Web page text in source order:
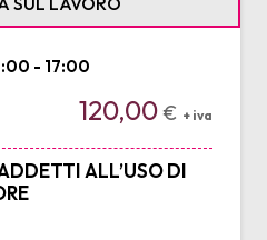
- 17:00
120,00€ + iva
ALL’USO DI